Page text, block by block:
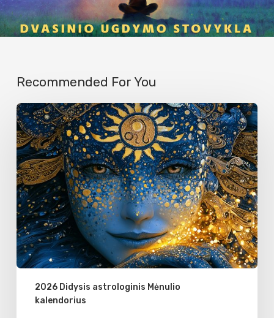
Recommended For You
2026 Didysis astrologinis Mėnulio
kalendorius
RUGPJŪČIO
ASTROLOGINĖ
PROGNOZĖ